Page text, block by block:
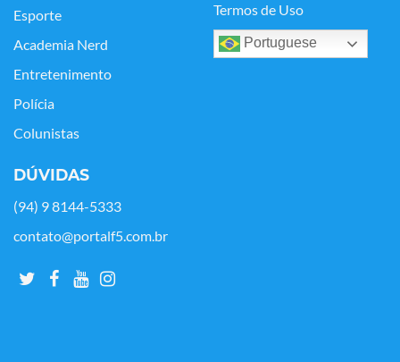
Esporte
Academia Nerd
Entretenimento
Polícia
Colunistas
Termos de Uso
Portuguese
DÚVIDAS
(94) 9 8144-5333
contato@portalf5.com.br